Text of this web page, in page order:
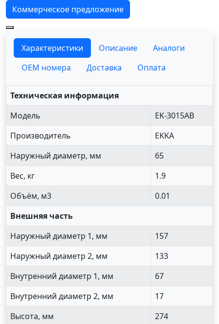
Коммерческое предложение
Характеристики Описание
Аналоги
OEM номера
Доставка Оплата
Техническая информация
Модель
EK-3015AB
Производитель
EKKA
Наружный диаметр, мм
65
Вес, кг
1.9
Объём, м3
0.01
Внешняя часть
Наружный диаметр 1, мм
157
Наружный диаметр 2, мм
133
Внутренний диаметр 1, мм
67
Внутренний диаметр 2, мм
17
Высота, мм
274